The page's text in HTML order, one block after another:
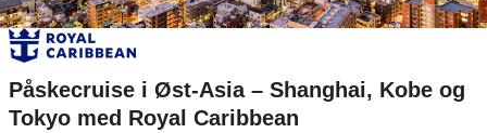
Påskecruise i Øst-Asia – Shanghai, Kobe og
Tokyo med Royal Caribbean